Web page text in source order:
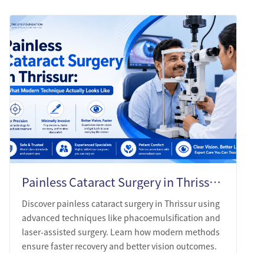
Painless Cataract Surgery in Thrissur: What Modern Technique Actually Looks Like
Discover painless cataract surgery in Thrissur using
advanced techniques like phacoemulsification and
laser-assisted surgery. Learn how modern methods
ensure faster recovery and better vision outcomes.